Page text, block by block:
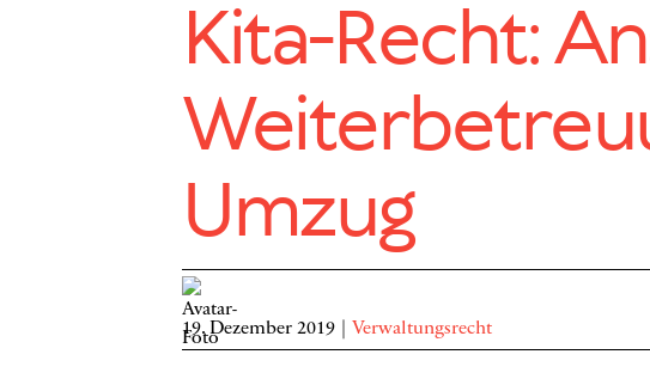
Kita-Recht:
Umzug
19. Dezember 2019 Verwaltungsrecht